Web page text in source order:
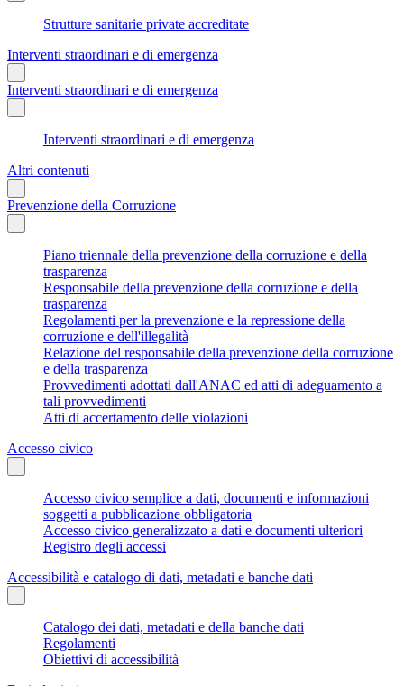
Strutture sanitarie private accreditate
Interventi straordinari e di emergenza
Interventi straordinari e di emergenza
Interventi straordinari e di emergenza
Altri contenuti
Prevenzione della Corruzione
Piano triennale della prevenzione della corruzione e della
trasparenza
Responsabile della prevenzione della corruzione e della
trasparenza
Regolamenti per la prevenzione e la repressione della
corruzione e dell'illegalità
Relazione del responsabile della prevenzione della corruzione
e della trasparenza
Provvedimenti adottati dall'ANAC ed atti di adeguamento a
tali provvedimenti
Atti di accertamento delle violazioni
Accesso civico
Accesso civico semplice a dati, documenti e informazioni
soggetti a pubblicazione obbligatoria
Accesso civico generalizzato a dati e documenti ulteriori
Registro degli accessi
Accessibilità e catalogo di dati, metadati e banche dati
Catalogo dei dati, metadati e della banche dati
Regolamenti
Obiettivi di accessibilità